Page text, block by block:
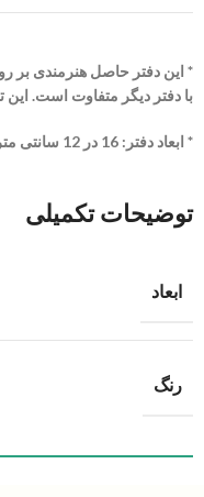
* این دفتر حاصل هنرمندی بر
با دفتر دیگر متفاوت است.
* ابعاد دفتر: 16 در 12 سانتی متر
توضیحات تکمیلی
ابعاد
رنگ